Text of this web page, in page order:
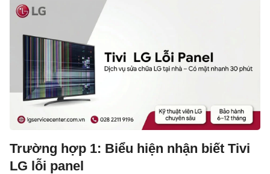
Trường hợp 1: Biểu hiện nhận biết Tivi
LG lỗi panel